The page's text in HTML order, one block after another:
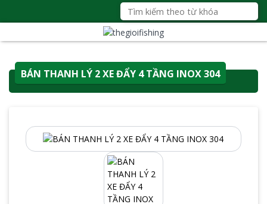
BÁN THANH LÝ 2 XE ĐẨY 4 TẦNG INOX 304